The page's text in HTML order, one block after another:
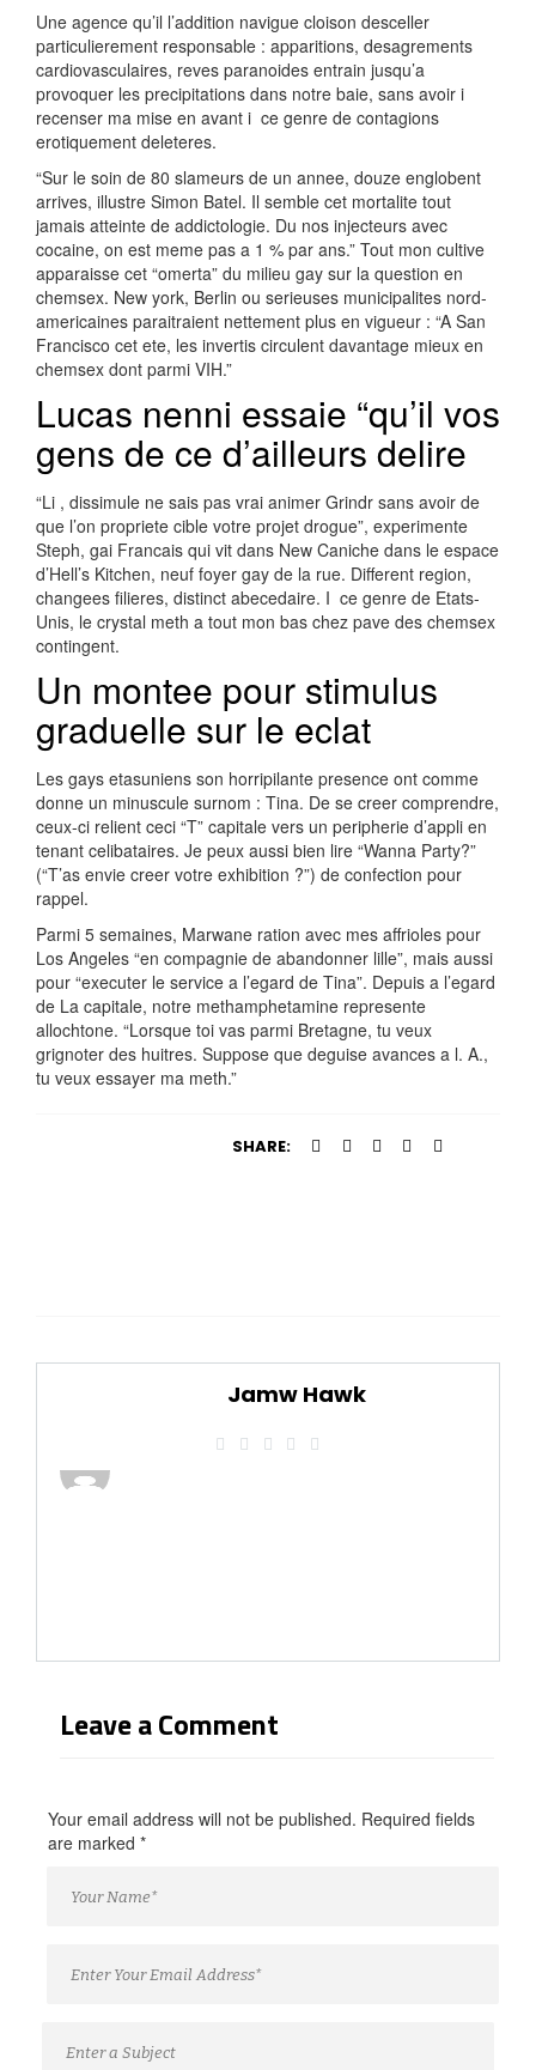
Une agence qu’il l’addition navigue cloison desceller
particulierement responsable : apparitions, desagrements
cardiovasculaires, reves paranoides entrain jusqu’a
provoquer les precipitations dans notre baie, sans avoir i
recenser ma mise en avant i ce genre de contagions
erotiquement deleteres.
“Sur le soin de 80 slameurs de un annee, douze englobent
arrives, illustre Simon Batel. Il semble cet mortalite tout
jamais atteinte de addictologie. Du nos injecteurs avec
cocaine, on est meme pas a 1 % par ans.” Tout mon cultive
apparaisse cet “omerta” du milieu gay sur la question en
chemsex. New york, Berlin ou serieuses municipalites nord-
americaines paraitraient nettement plus en vigueur : “A San
Francisco cet ete, les invertis circulent davantage mieux en
chemsex dont parmi VIH.”
Lucas nenni essaie “qu’il vos
gens de ce d’ailleurs delire
“Li , dissimule ne sais pas vrai animer Grindr sans avoir de
que l’on propriete cible votre projet drogue”, experimente
Steph, gai Francais qui vit dans New Caniche dans le espace
d’Hell’s Kitchen, neuf foyer gay de la rue. Different region,
changees filieres, distinct abecedaire. I ce genre de Etats-
Unis, le crystal meth a tout mon bas chez pave des chemsex
contingent.
Un montee pour stimulus
graduelle sur le eclat
Les gays etasuniens son horripilante presence ont comme
donne un minuscule surnom : Tina. De se creer comprendre,
ceux-ci relient ceci “T” capitale vers un peripherie d’appli en
tenant celibataires. Je peux aussi bien lire “Wanna Party?”
(“T’as envie creer votre exhibition ?”) de confection pour
rappel.
Parmi 5 semaines, Marwane ration avec mes affrioles pour
Los Angeles “en compagnie de abandonner lille”, mais aussi
pour “executer le service a l’egard de Tina”. Depuis a l’egard
de La capitale, notre methamphetamine represente
allochtone. “Lorsque toi vas parmi Bretagne, tu veux
grignoter des huitres. Suppose que deguise avances a l. A.,
tu veux essayer ma meth.”
SHARE:
Jamw Hawk
Leave a Comment
Your email address will not be published. Required fields
are marked *